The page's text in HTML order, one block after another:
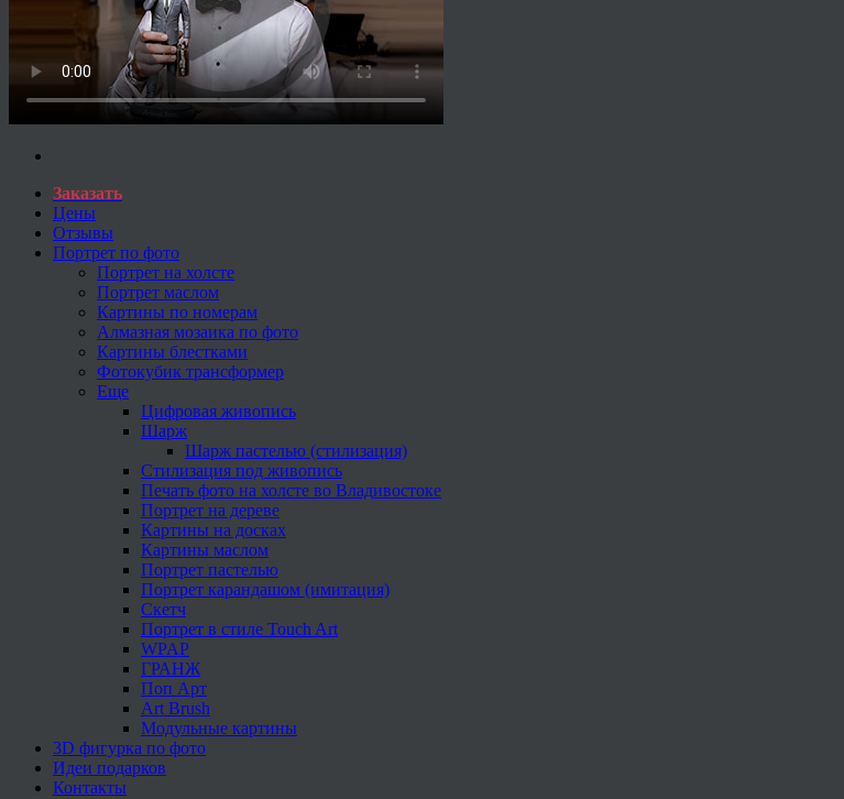
Заказать
Цены
Отзывы
Портрет по фото
Портрет на холсте
Портрет маслом
Картины по номерам
Алмазная мозаика по фото
Картины блестками
Фотокубик трансформер
Еще
Цифровая живопись
Шарж
Шарж пастелью (стилизация)
Стилизация под живопись
Печать фото на холсте во Владивостоке
Портрет на дереве
Картины на досках
Картины маслом
Портрет пастелью
Портрет карандашом (имитация)
Скетч
Портрет в стиле Touch Art
WPAP
ГРАНЖ
Поп Арт
Art Brush
Модульные картины
3D фигурка по фото
Идеи подарков
Контакты